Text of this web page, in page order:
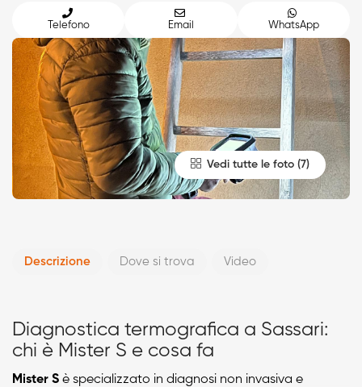
Telefono Email WhatsApp
Vedi tutte le foto
Descrizione Dove si trova Video
Diagnostica termografica a Sassari:
chi è Mister S e cosa fa
Mister S è specializzato in diagnosi non invasiva e